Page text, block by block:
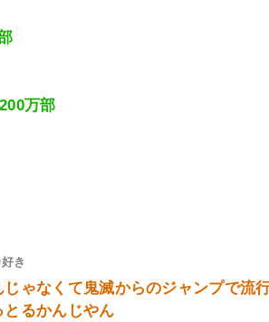
万部
き
ゃなくて鬼滅からのジャンプで流
るかんじやん